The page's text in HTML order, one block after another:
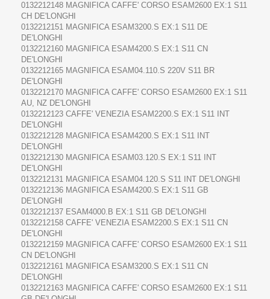
0132212148 MAGNIFICA CAFFE' CORSO ESAM2600 EX:1 S11
CH DE'LONGHI
0132212151 MAGNIFICA ESAM3200.S EX:1 S11 DE
DE'LONGHI
0132212160 MAGNIFICA ESAM4200.S EX:1 S11 CN
DE'LONGHI
0132212165 MAGNIFICA ESAM04.110.S 220V S11 BR
DE'LONGHI
0132212170 MAGNIFICA CAFFE' CORSO ESAM2600 EX:1 S11
AU, NZ DE'LONGHI
0132212123 CAFFE' VENEZIA ESAM2200.S EX:1 S11 INT
DE'LONGHI
0132212128 MAGNIFICA ESAM4200.S EX:1 S11 INT
DE'LONGHI
0132212130 MAGNIFICA ESAM03.120.S EX:1 S11 INT
DE'LONGHI
0132212131 MAGNIFICA ESAM04.120.S S11 INT DE'LONGHI
0132212136 MAGNIFICA ESAM4200.S EX:1 S11 GB
DE'LONGHI
0132212137 ESAM4000.B EX:1 S11 GB DE'LONGHI
0132212158 CAFFE' VENEZIA ESAM2200.S EX:1 S11 CN
DE'LONGHI
0132212159 MAGNIFICA CAFFE' CORSO ESAM2600 EX:1 S11
CN DE'LONGHI
0132212161 MAGNIFICA ESAM3200.S EX:1 S11 CN
DE'LONGHI
0132212163 MAGNIFICA CAFFE' CORSO ESAM2600 EX:1 S11